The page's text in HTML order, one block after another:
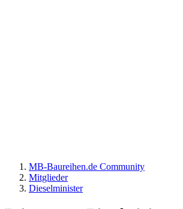
MB-Baureihen.de Community
Mitglieder
Dieselminister